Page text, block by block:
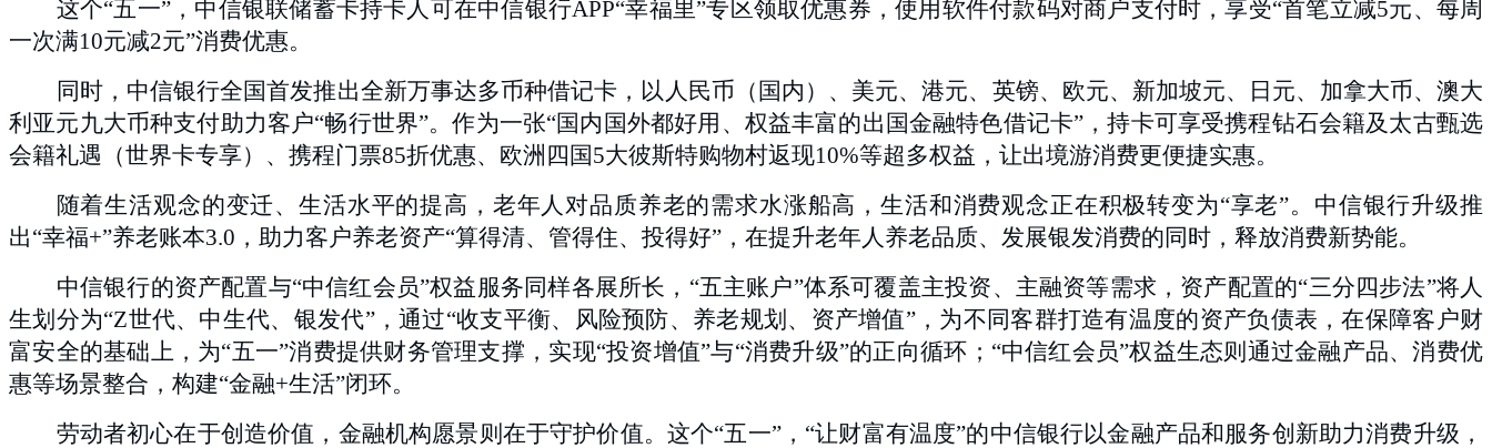
这个“五一”， 中信银联储蓄卡持卡人可在中信银行APP“幸福里”专区领取优惠券，使用软件付款码对商户支付时，享受“首笔立减5元、每周
一次满10元减2元”消费优惠。
同时，中信银行全国首发推出全新万事达多币种借记卡，以人民币（国内）、美元、港元、英镑、欧元、新加坡元、日元、加拿大币、澳大
利亚元九大币种支付助力客户“畅行世界”。作为一张“国内国外都好用、权益丰富的出国金融特色借记卡”，持卡可享受携程钻石会籍及太古甄选
会籍礼遇（世界卡专享）、携程门票85折优惠、欧洲四国5大彼斯特购物村返现10%等超多权益，让出境游消费更便捷实惠。
随着生活观念的变迁、生活水平的提高 ，老年人对品质养老的需求水涨船高，生活和消费观念正在积极转变为“享老”。中信银行升级推
出“幸福+”养老账本3.0，助力客户养老资产“算得清、管得住、投得好”，在提升老年人养老品质、发展银发消费的同时，释放消费新势能。
中信银行的资产配置与“中信红会员”权益服务同样各展所长，“五主账户”体系可覆盖主投资、主融资等需求，资产配置的“三分四步法”将人
生划分为“Z世代、中生代、银发代”，通过“收支平衡、风险预防、养老规划、资产增值”，为不同客群打造有温度的资产负债表，在保障客户财
富安全的基础上，为“五一”消费提供财务管理支撑，实现“投资增值”与“消费升级”的正向循环；“中信红会员”权益生态则通过金融产品、消费优
惠等场景整合，构建“金融+生活”闭环。
劳动者初心在于创造价值，金融机构愿景则在于守护价值。这个“五一”，“让财富有温度”的中信银行以金融产品和服务创新助力消费升级，